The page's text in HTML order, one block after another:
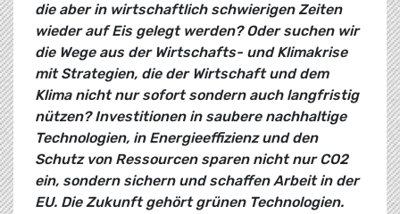
die aber in wirtschaftlich schwierigen Zeiten
wieder auf Eis gelegt werden? Oder suchen wir
die Wege aus der Wirtschafts- und Klimakrise
mit Strategien, die der Wirtschaft und dem
Klima nicht nur sofort sondern auch langfristig
nützen? Investitionen in saubere nachhaltige
Technologien, in Energieeffizienz und den
Schutz von Ressourcen sparen nicht nur CO2
ein, sondern sichern und schaffen Arbeit in der
EU. Die Zukunft gehört grünen Technologien.